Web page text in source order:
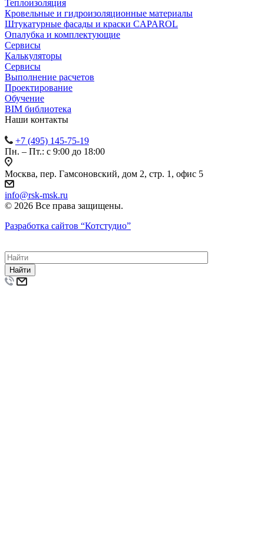
Теплоизоляция
Кровельные и гидроизоляционные материалы
Штукатурные фасады и краски CAPAROL
Опалубка и комплектующие
Сервисы
Калькуляторы
Сервисы
Выполнение расчетов
Проектирование
Обучение
BIM библиотека
Наши контакты
+7 (495) 145-75-19
Пн. – Пт.: с 9:00 до 18:00
Москва, пер. Гамсоновский, дом 2, стр. 1, офис 5
info@rsk-msk.ru
© 2026 Все права защищены.
Разработка сайтов “Котстудио”
Найти